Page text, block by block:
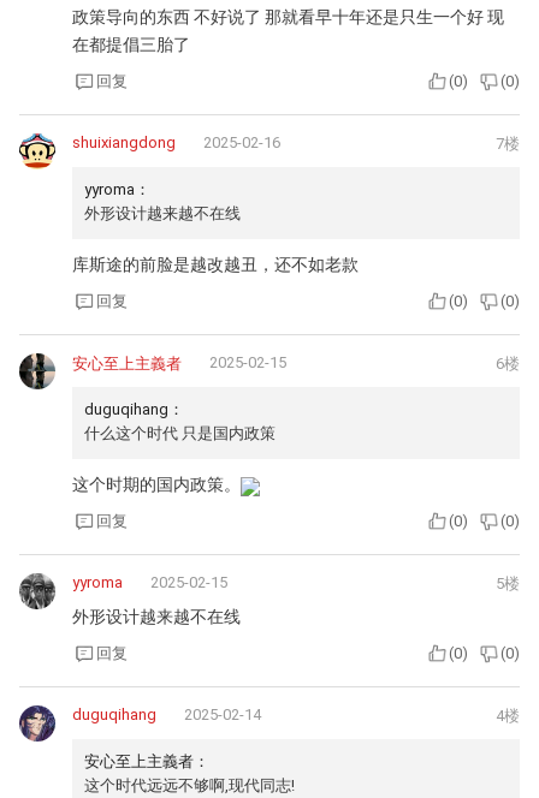
政策导向的东西 不好说了 那就看早十年还是只生一个好 现
在都提倡三胎了
回复 (0) (0)
shuixiangdong 2025-02-16 7楼
yyroma：
外形设计越来越不在线
库斯途的前脸是越改越丑，还不如老款
回复 (0) (0)
安心至上主義者 2025-02-15 6楼
duguqihang：
什么这个时代 只是国内政策
这个时期的国内政策。
回复 (0) (0)
yyroma 2025-02-15 5楼
外形设计越来越不在线
回复 (0) (0)
duguqihang 2025-02-14 4楼
安心至上主義者：
这个时代远远不够啊,现代同志!